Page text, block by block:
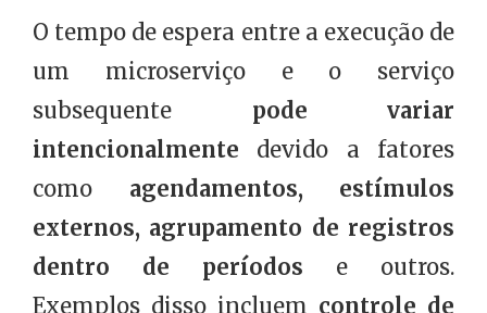
O tempo de espera entre a execução de
um microserviço e o serviço
subsequente pode variar
intencionalmente devido a fatores
como agendamentos, estímulos
externos, agrupamento de registros
dentro de períodos e outros.
Exemplos disso incluem controle de